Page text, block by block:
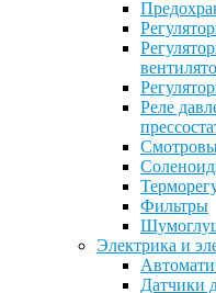
Реле
Фильтры
Электрика и
Датчики